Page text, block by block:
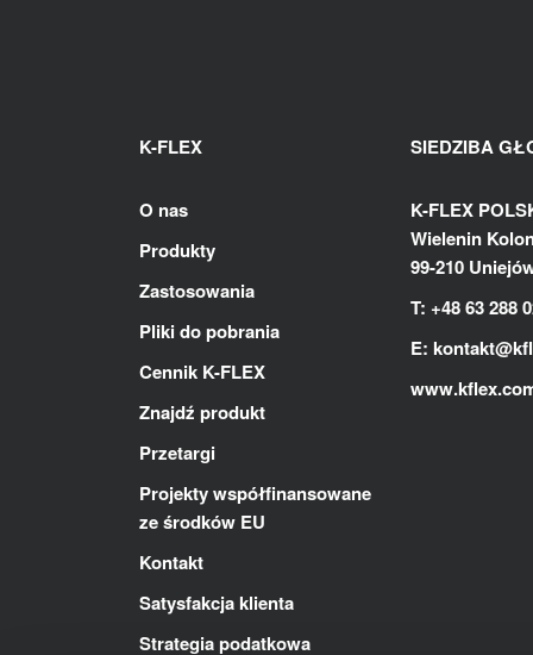
K-FLEX
O nas
Produkty
Zastosowania
Pliki do pobrania
Cennik K-FLEX
Znajdź produkt
Przetargi
Projekty współfinansowane
ze środków EU
Kontakt
Satysfakcja klienta
Strategia podatkowa
SIEDZIBA
K-FLEX
Wielenin
99-210
T: +48 63 288
E: